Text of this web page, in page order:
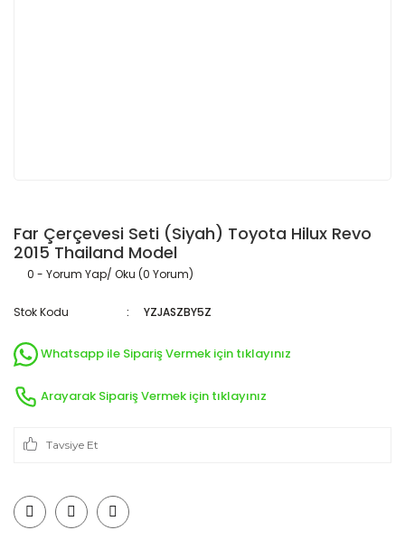
Far Çerçevesi Seti (Siyah) Toyota Hilux Revo
2015 Thailand Model
0 - Yorum Yap/ Oku (0 Yorum)
Stok Kodu YZJASZBY5Z
Whatsapp ile Sipariş Vermek için tıklayınız
Arayarak Sipariş Vermek için tıklayınız
Tavsiye Et